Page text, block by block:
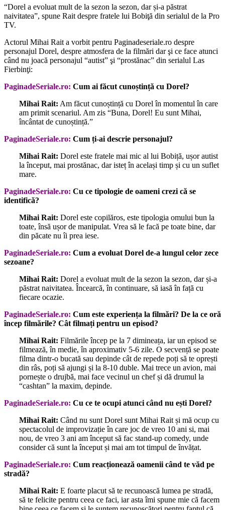
“Dorel a evoluat mult de la sezon la sezon, dar și-a păstrat
naivitatea”, spune Rait despre fratele lui Bobiţă din serialul de la Pro
TV.
Actorul Mihai Rait a vorbit pentru Paginadeseriale.ro despre
personajul Dorel, despre atmosfera de la filmări dar şi ce face atunci
când nu joacă personajul “autist” şi “prostănac” din serialul Las
Fierbinţi:
PaginadeSeriale.ro: Cum ai făcut cunoștință cu Dorel?
Mihai Rait: Am făcut cunoștință cu Dorel în momentul în care
am primit scenariul. Am zis “Buna, Dorel! Eu sunt Mihai,
încântat de cunoștință.”
PaginadeSeriale.ro: Cum ți-ai descrie personajul?
Mihai Rait: Dorel este fratele mai mic al lui Bobiță, ușor autist
la început, mai prostănac, dar isteț în același timp și cu un suflet
mare.
PaginadeSeriale.ro: Cu ce tipologie de oameni crezi că se
identifică?
Mihai Rait: Dorel este copilăros, este tipologia omului bun la
toate, însă ușor de manipulat. Vrea să le facă pe toate bine, dar
din păcate nu îi prea iese.
PaginadeSeriale.ro: Cum a evoluat Dorel de-a lungul celor zece
sezoane?
Mihai Rait: Dorel a evoluat mult de la sezon la sezon, dar și-a
păstrat naivitatea. Încearcă, în continuare, să iasă în față cu
fiecare ocazie.
PaginadeSeriale.ro: Cum este experiența la filmări? De la ce oră
încep filmările? Cât filmați pentru un episod?
Mihai Rait: Filmările încep pe la 7 dimineața, iar un episod se
filmează, în medie, în aproximativ 5-6 zile. O secvență se poate
filma dintr-o bucată sau depinde cât de repede poți să te oprești
din râs, poți să ajungi și la 8-10 duble. Mai trece un avion, mai
pornește o drujbă, mai face vecinul un chef și dă drumul la
“cashtan” la maxim, depinde.
PaginadeSeriale.ro: Cu ce te ocupi atunci când nu ești Dorel?
Mihai Rait: Când nu sunt Dorel sunt Mihai Rait și mă ocup cu
spectacolul de improvizație în care joc de vreo 10 ani si, mai
nou, de vreo 3 ani am început să fac stand-up comedy, unde
consider că sunt la început și mai am tot timpul de învățat.
PaginadeSeriale.ro: Cum reacționează oamenii când te văd pe
stradă?
Mihai Rait: E foarte placut să te recunoască lumea pe stradă,
să te felicite pentru ceea ce faci, iar asta îmi spune mie că facem